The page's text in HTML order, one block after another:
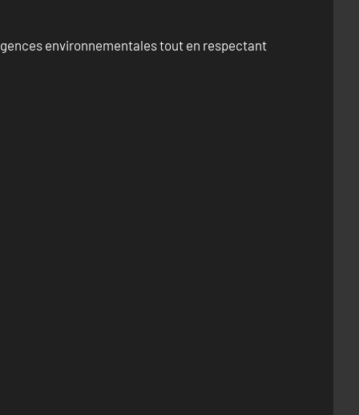
environnementales tout en respectant